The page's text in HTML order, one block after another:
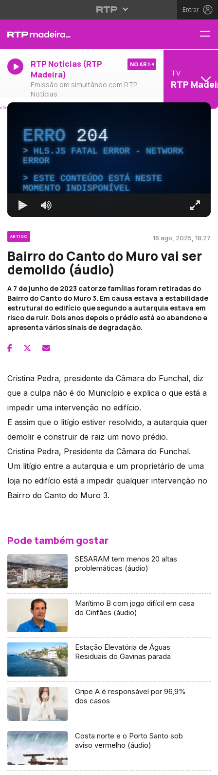
Entrar
RTP Notícias (RTP
Madeira)
Emissão em simultâneo com RTP
Notícias
NO AR
TV
RTP
ERRO204
HLS.JS FATAL ERROR - NETWORK
ERROR
ESTE CONTEÚDO ESTÁ NESTE
MOMENTO INDISPONÍVEL
ARTIGO 16 ago, 2025, 18:27
Bairro do Canto do Muro vai ser
demolido (áudio)
A 7 de junho de 2023 catorze famílias foram retiradas do
Bairro do Canto do Muro 3. Em causa estava a estabilidade
estrutural do edifício que segundo a autarquia estava em
risco de ruir. Dois anos depois o prédio está ao abandono e
apresenta vários sinais de degradação.
Cristina Pedra, presidente da Câmara do Funchal, diz
que a culpa não é do Município e explica o que está a
impedir uma intervenção no edifício.
E assim que o litígio estiver resolvido, a autarquia quer
demolir e construir de raiz um novo prédio.
Cristina Pedra, Presidente da Câmara do Funchal.
Um litígio entre a autarquia e um proprietário de uma
loja no edifício está a impedir qualquer intervenção no
Bairro do Canto do Muro 3.
Pode também gostar
SESARAM tem menos 20 altas
problemáticas (áudio)
Marítimo B com jogo difícil em casa
do Cinfães (áudio)
Estação Elevatória de Águas
Residuais do Gavinas parada
Gripe A é responsável por 96,9%
dos casos
Costa norte e o Porto Santo sob
aviso vermelho (áudio)